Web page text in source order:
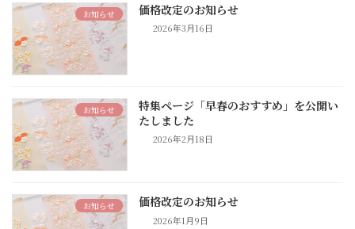
お知らせ 価格改定のお知らせ
2026年3月16日
お知らせ
特集ページ「早春のおすすめ」を公開い
たしました
2026年2月18日
お知らせ 価格改定のお知らせ
2026年1月9日